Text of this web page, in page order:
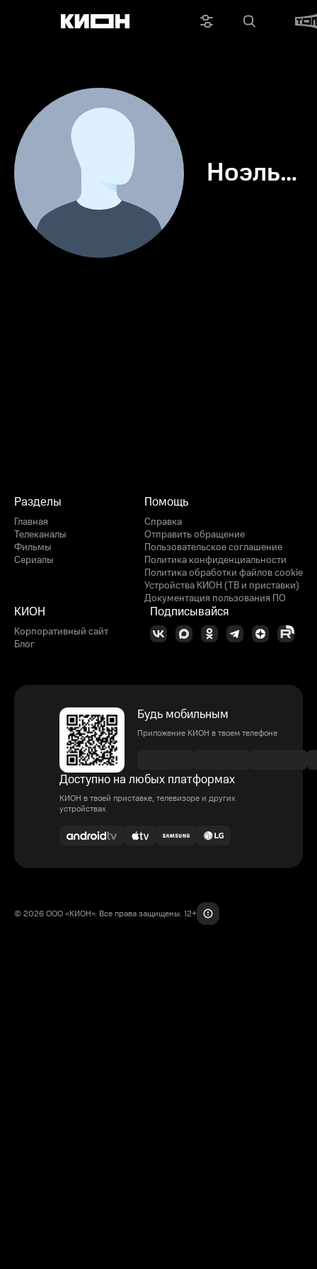
Ноэль
Разделы
Главная
Телеканалы
Фильмы
Сериалы
Помощь
Справка
Отправить обращение
Пользовательское соглашение
Политика конфиденциальности
Политика обработки файлов cookie
Устройства КИОН (ТВ и приставки)
Документация пользования ПО
КИОН
Корпоративный сайт
Блог
Подписывайся
Будь мобильным
Приложение КИОН в твоем телефоне
Доступно на любых платформах
КИОН в твоей приставке, телевизоре и других
устройствах
© 2026 ООО «КИОН». Все права защищены. 12+